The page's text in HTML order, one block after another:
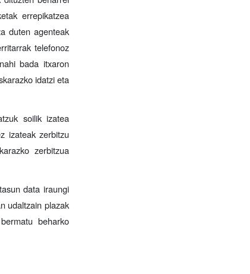
errepikatzea
duten agenteak
telefonoz
bada itxaron
idatzi eta
soilik izatea
izateak zerbitzu
zerbitzua
data iraungi
udaltzain plazak
beharko